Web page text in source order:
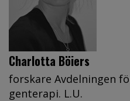
Charlotta Böiers
forskare Avdelningen
genterapi. L.U.